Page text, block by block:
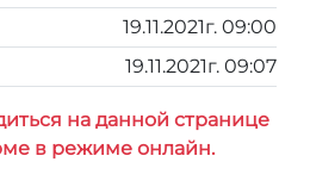
19.11.2021г. 09:00
19.11.2021г. 09:07
на данной странице
в режиме онлайн.